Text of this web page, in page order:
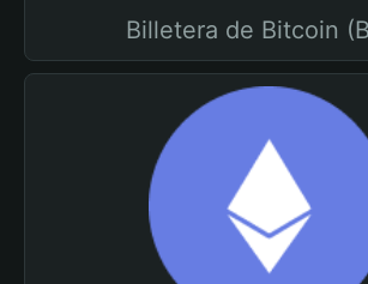
Billetera de Bitcoin